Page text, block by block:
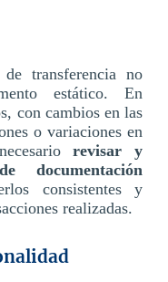
transferencia no
estático. En
con cambios en las
o variaciones en
revisar y
documentación
consistentes y
realizadas.